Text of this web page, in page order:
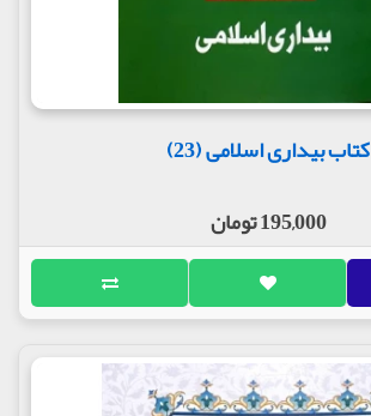
کتاب بیداری اسلامی (23)
195,000 تومان